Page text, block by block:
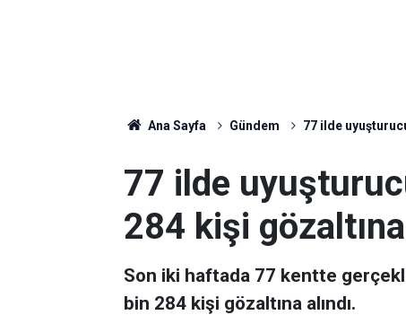
Ana Sayfa Gündem 77 ilde
77 ilde
284 kişi gözaltına
Son iki haftada 77 kentte
bin 284 kişi gözaltına alındı.